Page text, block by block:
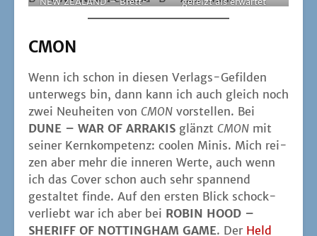
spiel­poe­sie fin­det das
CMON
Wenn ich schon in die­sen Ver­lags-Gefil­den
unter­wegs bin, dann kann ich auch gleich noch
zwei Neu­hei­ten von CMON vor­stel­len. Bei
DUNE – WAR OF ARRAKIS glänzt CMON mit
sei­ner Kern­kom­pe­tenz: coo­len Minis. Mich rei­
zen aber mehr die inne­ren Wer­te, auch wenn
ich das Cover schon auch sehr span­nend
gestal­tet fin­de. Auf den ers­ten Blick schock­
ver­liebt war ich aber bei ROBIN HOOD –
SHERIFF OF NOTTINGHAM GAME. Der Held